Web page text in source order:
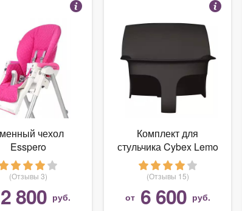
чехол
Esspero
(Отзывы 3)
2 800 руб.
Комплект для
стульчика Cybex Lemo
Baby Set
(Отзывы 15)
от 6 600 руб.